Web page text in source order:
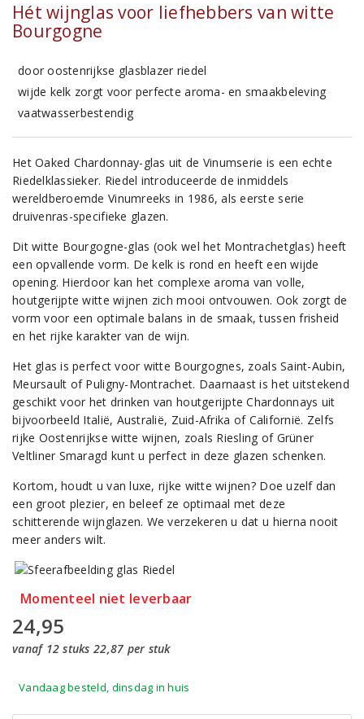
Hét wijnglas voor liefhebbers van witte
Bourgogne
door oostenrijkse glasblazer riedel
wijde kelk zorgt voor perfecte aroma- en smaakbeleving
vaatwasserbestendig
Het Oaked Chardonnay-glas uit de Vinumserie is een echte
Riedelklassieker. Riedel introduceerde de inmiddels
wereldberoemde Vinumreeks in 1986, als eerste serie
druivenras-specifieke glazen.
Dit witte Bourgogne-glas (ook wel het Montrachetglas) heeft
een opvallende vorm. De kelk is rond en heeft een wijde
opening. Hierdoor kan het complexe aroma van volle,
houtgerijpte witte wijnen zich mooi ontvouwen. Ook zorgt de
vorm voor een optimale balans in de smaak, tussen frisheid
en het rijke karakter van de wijn.
Het glas is perfect voor witte Bourgognes, zoals Saint-Aubin,
Meursault of Puligny-Montrachet. Daarnaast is het uitstekend
geschikt voor het drinken van houtgerijpte Chardonnays uit
bijvoorbeeld Italië, Australië, Zuid-Afrika of Californië. Zelfs
rijke Oostenrijkse witte wijnen, zoals Riesling of Grüner
Veltliner Smaragd kunt u perfect in deze glazen schenken.
Kortom, houdt u van luxe, rijke witte wijnen? Doe uzelf dan
een groot plezier, en beleef ze optimaal met deze
schitterende wijnglazen. We verzekeren u dat u hierna nooit
meer anders wilt.
Momenteel niet leverbaar
24,95
vanaf 12 stuks 22,87 per stuk
Vandaag besteld, dinsdag in huis